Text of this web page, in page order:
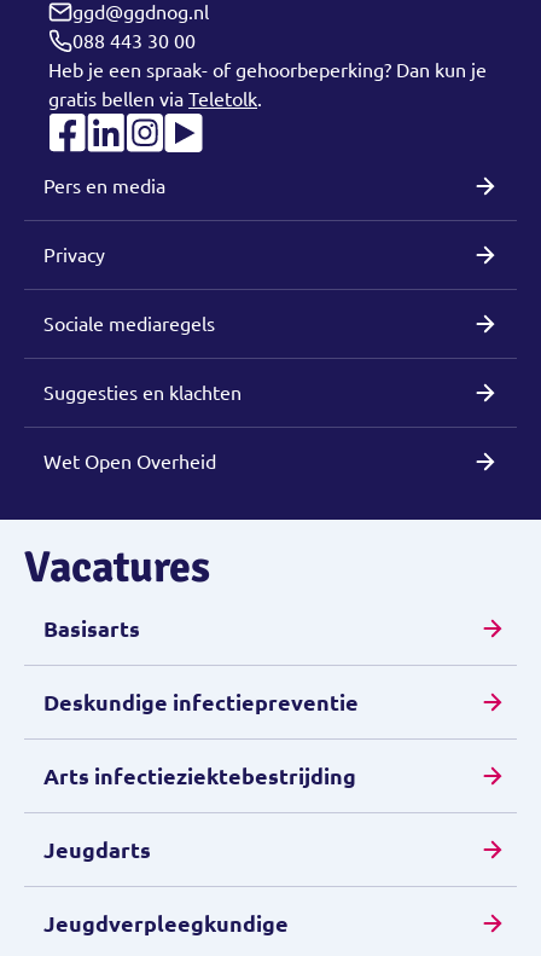
ggd@ggdnog.nl
088 443 30 00
Heb je een spraak- of gehoorbeperking? Dan kun je
gratis bellen via Teletolk.
Pers en media
Privacy
Sociale mediaregels
Suggesties en klachten
Wet Open Overheid
Vacatures
Basisarts
Deskundige infectiepreventie
Arts infectieziektebestrijding
Jeugdarts
Jeugdverpleegkundige